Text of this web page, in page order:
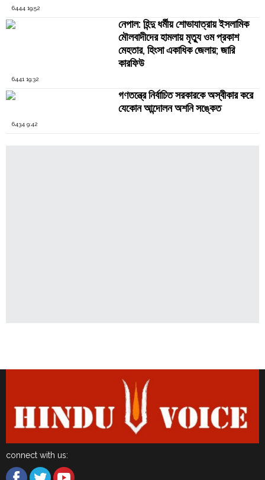
6444 19:52
নেপাল: হিন্দু ধর্মীয় শোভাযাত্রায় ইসলামিক
মৌলবাদীদের হামলায় মৃত্যু ওম প্রকাশ
মেহতার, হিংসা একাধিক জেলায়; জারি
কারফিউ
6441 19:32
গণতন্ত্রে নির্বাচিত সরকারকে অস্বীকার করে
যেকোন আন্দোলন অশনি সঙ্কেত
6434 9:42
connect with us: